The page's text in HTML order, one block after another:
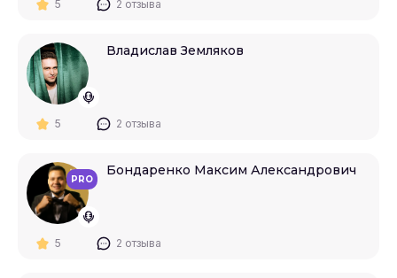
5 2 отзыва
Владислав Земляков
5 2 отзыва
PRO
Бондаренко Максим Александрович
5 2 отзыва